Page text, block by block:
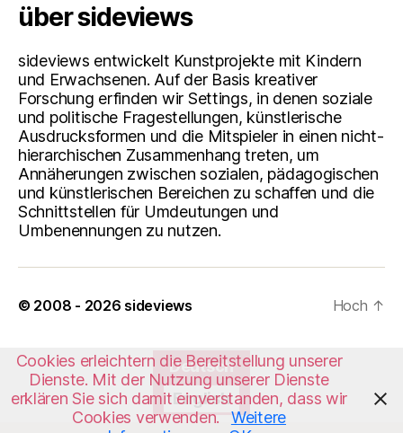
über sideviews
sideviews entwickelt Kunstprojekte mit Kindern
und Erwachsenen. Auf der Basis kreativer
Forschung erfinden wir Settings, in denen soziale
und politische Fragestellungen, künstlerische
Ausdrucksformen und die Mitspieler in einen nicht-
hierarchischen Zusammenhang treten, um
Annäherungen zwischen sozialen, pädagogischen
und künstlerischen Bereichen zu schaffen und die
Schnittstellen für Umdeutungen und
Umbenennungen zu nutzen.
© 2008 - 2026 sideviews Hoch ↑
Deutsch
English
Cookies erleichtern die Bereitstellung unserer
Dienste. Mit der Nutzung unserer Dienste
erklären Sie sich damit einverstanden, dass wir
Cookies verwenden.
Weitere